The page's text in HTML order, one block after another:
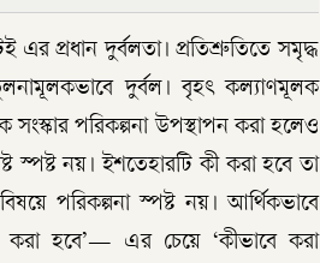
প্রধান দুর্বলতা। প্রতিশ্রুতিতে সমৃদ্ধ
দুর্বল। বৃহৎ কল্যাণমূলক
সংস্কার পরিকল্পনা উপস্থাপন করা হলেও
স্পষ্ট নয়। ইশতেহারটি কী করা হবে তা
পরিকল্পনা স্পষ্ট নয়। আর্থিকভাবে
‘কী করা হবে’— এর চেয়ে ‘কীভাবে করা